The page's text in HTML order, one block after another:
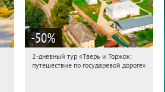
-50%
20:22:31 Купили:
2-дневный тур «Тверь и Торжок:
путешествие по государевой дороге»